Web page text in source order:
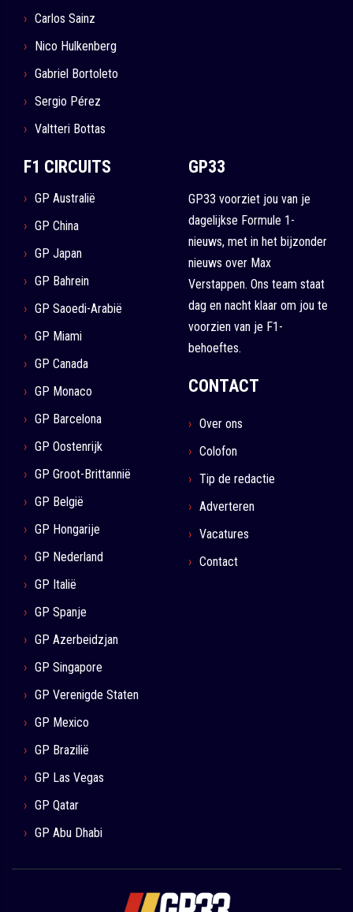
Carlos Sainz
Nico Hulkenberg
Gabriel Bortoleto
Sergio Pérez
Valtteri Bottas
F1 CIRCUITS
GP Australië
GP China
GP Japan
GP Bahrein
GP Saoedi-Arabië
GP Miami
GP Canada
GP Monaco
GP Barcelona
GP Oostenrijk
GP Groot-Brittannië
GP België
GP Hongarije
GP Nederland
GP Italië
GP Spanje
GP Azerbeidzjan
GP Singapore
GP Verenigde Staten
GP Mexico
GP Brazilië
GP Las Vegas
GP Qatar
GP Abu Dhabi
GP33
GP33 voorziet jou van je
dagelijkse Formule 1-
nieuws, met in het bijzonder
nieuws over Max
Verstappen. Ons team staat
dag en nacht klaar om jou te
voorzien van je F1-
behoeftes.
CONTACT
Over ons
Colofon
Tip de redactie
Adverteren
Vacatures
Contact